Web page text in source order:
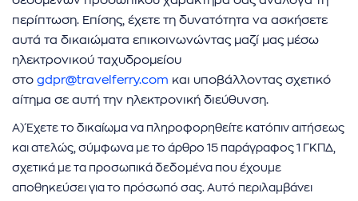
περίπτωση. Επίσης, έχετε τη δυνατότητα να ασκήσετε
αυτά τα δικαιώματα επικοινωνώντας μαζί μας μέσω
ηλεκτρονικού ταχυδρομείου
στο gdpr@travelferry.com και υποβάλλοντας σχετικό
αίτημα σε αυτή την ηλεκτρονική διεύθυνση.
Α) Έχετε το δικαίωμα να πληροφορηθείτε κατόπιν αιτήσεως
και ατελώς, σύμφωνα με το άρθρο 15 παράγραφος 1 ΓΚΠΔ,
σχετικά με τα προσωπικά δεδομένα που έχουμε
αποθηκεύσει για το πρόσωπό σας. Αυτό περιλαμβάνει